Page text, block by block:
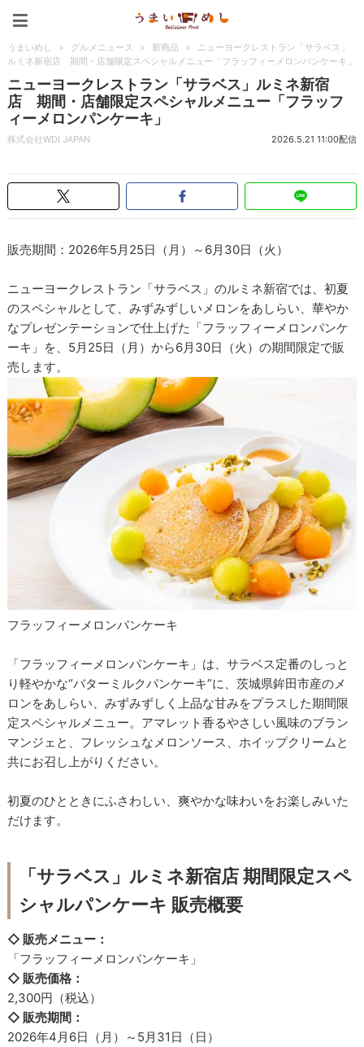
うまいめし > グルメニュース > 新商品 >
ニューヨークレストラン「サラベス」
ルミネ新宿店 期間・店舗限定スペシャルメニュー「フラッフィーメロンパンケーキ」
ニューヨークレストラン「サラベス」ルミネ新宿
店 期間・店舗限定スペシャルメニュー「フラッフ
ィーメロンパンケーキ」
株式会社WDI JAPAN 2026.5.21 11:00配信
販売期間：2026年5月25日（月）～6月30日（火）
ニューヨークレストラン「サラベス」のルミネ新宿では、初夏
のスペシャルとして、みずみずしいメロンをあしらい、華やか
なプレゼンテーションで仕上げた「フラッフィーメロンパンケ
ーキ」を、5月25日（月）から6月30日（火）の期間限定で販
売します。
フラッフィーメロンパンケーキ
「フラッフィーメロンパンケーキ」は、サラベス定番のしっと
り軽やかな“バターミルクパンケーキ”に、茨城県鉾田市産のメ
ロンをあしらい、みずみずしく上品な甘みをプラスした期間限
定スペシャルメニュー。アマレット香るやさしい風味のブラン
マンジェと、フレッシュなメロンソース、ホイップクリームと
共にお召し上がりください。
初夏のひとときにふさわしい、爽やかな味わいをお楽しみいた
だけます。
「サラベス」ルミネ新宿店 期間限定スペ
シャルパンケーキ 販売概要
◇ 販売メニュー：
「フラッフィーメロンパンケーキ」
◇ 販売価格：
2,300円（税込）
◇ 販売期間：
2026年4月6日（月）～5月31日（日）